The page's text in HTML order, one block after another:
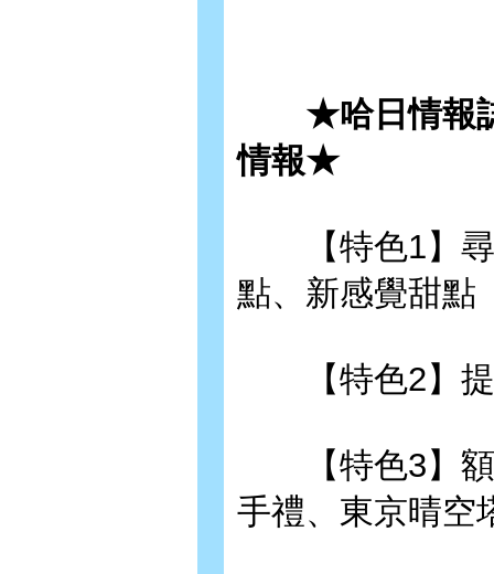
★哈日情報誌
情報★
【特色1】尋
點、新感覺甜點
【特色2】提
【特色3】額
手禮、東京晴空